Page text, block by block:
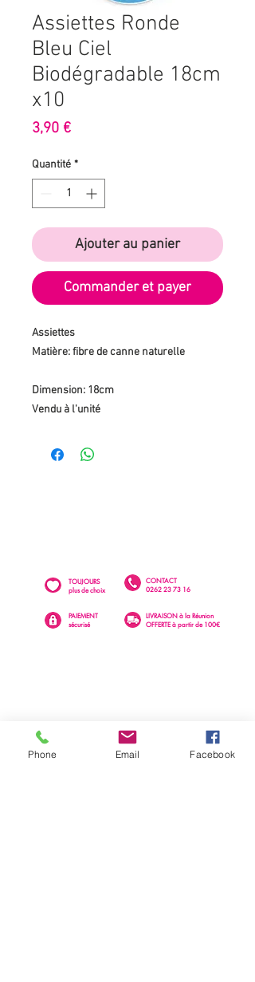
Assiettes Ronde
Bleu Ciel
Biodégradable 18cm
x10
3,90 €Prix
Quantité *
Ajouter au panier
Commander et payer
Assiettes
Matière: fibre de canne naturelle
Dimension: 18cm
Vendu à l'unité
CONTACT
0262 23 73 16
TOUJOURS
plus de choix
PAIEMENT
sécurisé
LIVRAISON à la Réunion
OFFERTE à partir de 100€
Phone Email Facebook